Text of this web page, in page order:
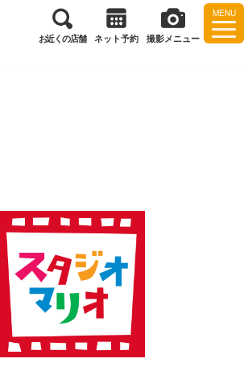
MENU
お近くの店舗 ネット予約 撮影メニュー